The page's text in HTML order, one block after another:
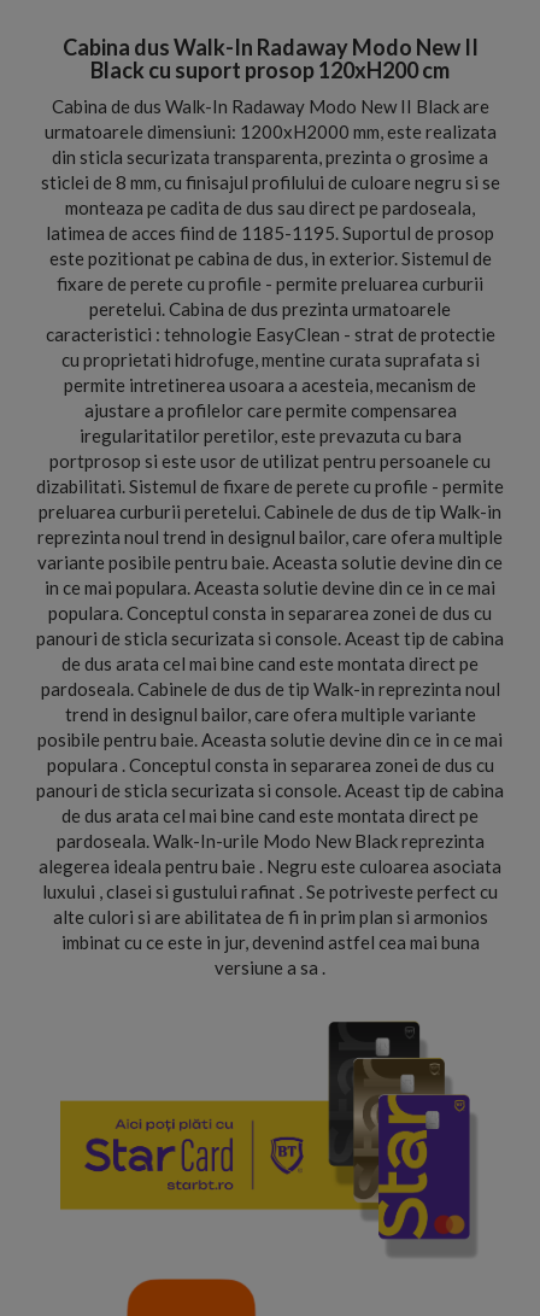
Cabina dus Walk-In Radaway Modo New II
Black cu suport prosop 120xH200 cm
Cabina de dus Walk-In Radaway Modo New II Black are
urmatoarele dimensiuni: 1200xH2000 mm, este realizata
din sticla securizata transparenta, prezinta o grosime a
sticlei de 8 mm, cu finisajul profilului de culoare negru si se
monteaza pe cadita de dus sau direct pe pardoseala,
latimea de acces fiind de 1185-1195. Suportul de prosop
este pozitionat pe cabina de dus, in exterior. Sistemul de
fixare de perete cu profile - permite preluarea curburii
peretelui. Cabina de dus prezinta urmatoarele
caracteristici : tehnologie EasyClean - strat de protectie
cu proprietati hidrofuge, mentine curata suprafata si
permite intretinerea usoara a acesteia, mecanism de
ajustare a profilelor care permite compensarea
iregularitatilor peretilor, este prevazuta cu bara
portprosop si este usor de utilizat pentru persoanele cu
dizabilitati. Sistemul de fixare de perete cu profile - permite
preluarea curburii peretelui. Cabinele de dus de tip Walk-in
reprezinta noul trend in designul bailor, care ofera multiple
variante posibile pentru baie. Aceasta solutie devine din ce
in ce mai populara. Aceasta solutie devine din ce in ce mai
populara. Conceptul consta in separarea zonei de dus cu
panouri de sticla securizata si console. Aceast tip de cabina
de dus arata cel mai bine cand este montata direct pe
pardoseala. Cabinele de dus de tip Walk-in reprezinta noul
trend in designul bailor, care ofera multiple variante
posibile pentru baie. Aceasta solutie devine din ce in ce mai
populara . Conceptul consta in separarea zonei de dus cu
panouri de sticla securizata si console. Aceast tip de cabina
de dus arata cel mai bine cand este montata direct pe
pardoseala. Walk-In-urile Modo New Black reprezinta
alegerea ideala pentru baie . Negru este culoarea asociata
luxului , clasei si gustului rafinat . Se potriveste perfect cu
alte culori si are abilitatea de fi in prim plan si armonios
imbinat cu ce este in jur, devenind astfel cea mai buna
versiune a sa .